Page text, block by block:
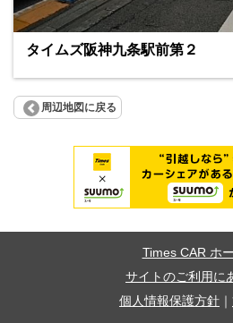
タイムズ阪神九条駅前第２
周辺地図に戻る
Times CAR ホ
サイトのご利用に
個人情報保護方針